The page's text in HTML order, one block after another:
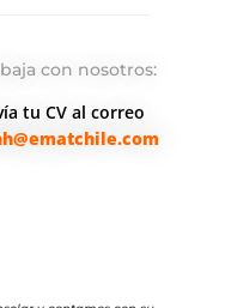
con nosotros:
tu CV al correo